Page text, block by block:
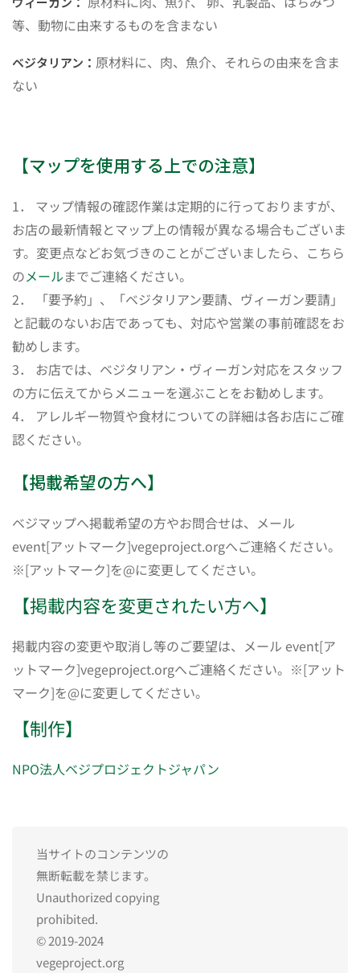
等、動物に由来するものを含まない
ベジタリアン： 原材料に、肉、魚介、それらの由来を含ま
ない
【マップを使用する上での注意】
1． マップ情報の確認作業は定期的に行っておりますが、
お店の最新情報とマップ上の情報が異なる場合もございま
す。変更点などお気づきのことがございましたら、こちら
のメールまでご連絡ください。
2． 「要予約」、「ベジタリアン要請、ヴィーガン要請」
と記載のないお店であっても、対応や営業の事前確認をお
勧めします。
3． お店では、ベジタリアン・ヴィーガン対応をスタッフ
の方に伝えてからメニューを選ぶことをお勧めします。
4． アレルギー物質や食材についての詳細は各お店にご確
認ください。
【掲載希望の方へ】
ベジマップへ掲載希望の方やお問合せは、メール
event[アットマーク]vegeproject.orgへご連絡ください。
※[アットマーク]を@に変更してください。
【掲載内容を変更されたい方へ】
掲載内容の変更や取消し等のご要望は、メール event[ア
ットマーク]vegeproject.orgへご連絡ください。※[アット
マーク]を@に変更してください。
【制作】
NPO法人ベジプロジェクトジャパン
当サイトのコンテンツの
無断転載を禁じます。
Unauthorized copying
prohibited.
© 2019-2024
vegeproject.org